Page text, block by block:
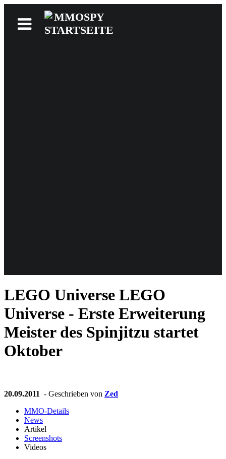
LEGO Universe LEGO
Universe - Erste Erweiterung
Meister des Spinjitzu startet
Oktober
20.09.2011 - Geschrieben von Zed
MMO-Details
News
Artikel
Screenshots
Videos